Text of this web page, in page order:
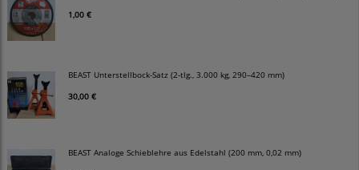
1,00 €
BEAST Unterstellbock-Satz (2-tlg., 3.000 kg, 290–420 mm)
30,00 €
BEAST Analoge Schieblehre aus Edelstahl (200 mm, 0,02 mm)